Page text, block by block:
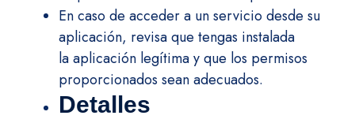
En caso de acceder a un servicio desde su
aplicación, revisa que tengas instalada
la aplicación legítima y que los permisos
proporcionados sean adecuados.
Detalles